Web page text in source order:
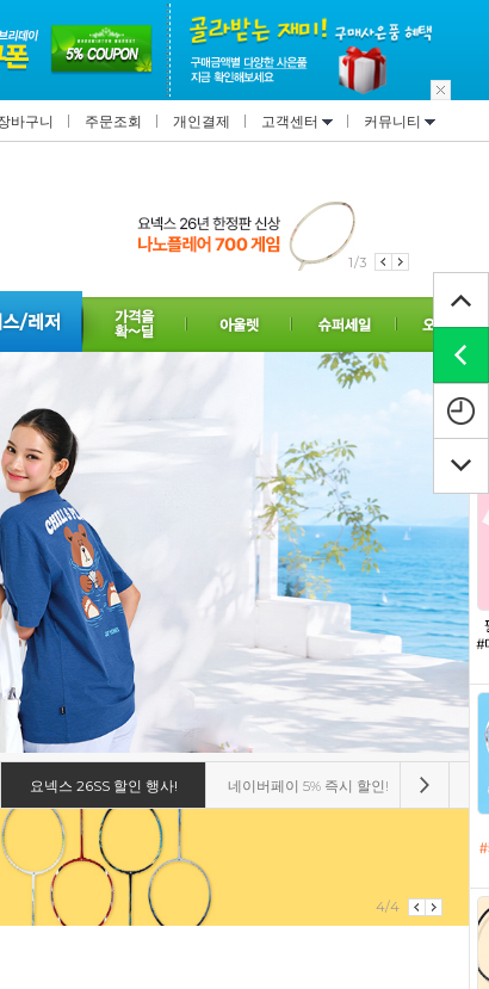
바구니 주문조회 개인결제 고객센터 커뮤니티
2/3
요넥스 26SS 할인 행사! 네이버페이 5% 즉시 할인! 비트로
1/4